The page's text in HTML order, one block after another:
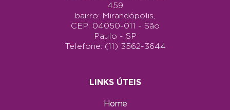
459
bairro: Mirandópolis,
CEP: 04050-011 - São
Paulo - SP
Telefone: (11) 3562-3644
LINKS ÚTEIS
Home